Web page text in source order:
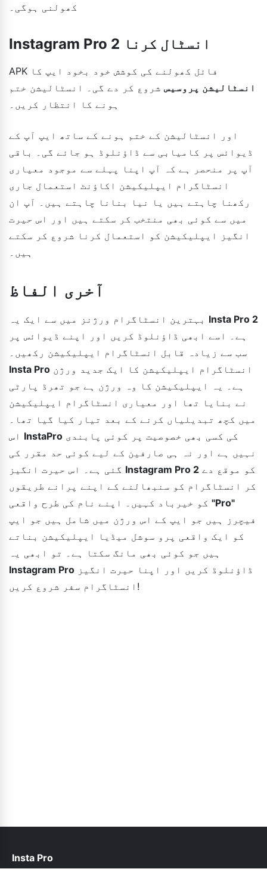
کھولنی ہوگی۔
Instagram Pro 2 انسٹال کرنا
APK فائل کھولنے کی کوشش خود بخود ایپ کا
انسٹالیشن پروسیس شروع کر دے گی۔ انسٹالیشن ختم
ہونے کا انتظار کریں۔
اور انسٹالیشن کے ختم ہونے کے ساتھ ایپ آپ کے
ڈیوائس پر کامیابی سے ڈاؤنلوڈ ہو جائے گی۔ باقی
آپ پر منحصر ہے کہ آپ اپنا پہلے سے موجود معیاری
انسٹاگرام ایپلیکیشن اکاؤنٹ استعمال جاری
رکھنا چاہتے ہیں یا نیا بنانا چاہتے ہیں۔ آپ ان
میں سے کوئی بھی منتخب کر سکتے ہیں اور اس حیرت
انگیز ایپلیکیشن کو استعمال کرنا شروع کر سکتے
ہیں۔
آخری الفاظ
Insta Pro 2
ہے۔ اسے ابھی ڈاؤنلوڈ کریں اور اپنے ڈیوائس پر
سب سے زیادہ قابل انسٹاگرام ایپلیکیشن رکھیں۔
Insta Pro
ہے۔ یہ ایپلیکیشن کا وہ ورژن ہے جو تھرڈ پارٹی
نے بنایا تھا اور معیاری انسٹاگرام ایپلیکیشن
میں کچھ تبدیلیاں کرنے کے بعد تیار کیا گیا تھا۔
InstaPro
نہیں ہے اور نہ ہی صارفین کے لیے کوئی حد مقرر کی
Instagram Pro 2
کر انسٹاگرام کو سنبھالنے کے اپنے پرانے طریقوں
"Pro"
فیچرز ہیں جو ایپ کے اس ورژن میں شامل ہیں جو ایپ
کو ایک واقعی پرو سوشل میڈیا ایپلیکیشن بناتے
ہیں جو کوئی بھی مانگ سکتا ہے۔ تو ابھی یہ
Instagram Pro
انسٹاگرام سفر شروع کریں!
Insta Pro